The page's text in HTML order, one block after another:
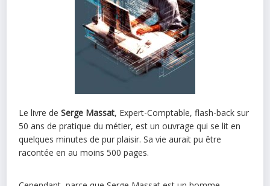
Le livre deSerge Massat, Expert-Comptable, flash-back sur
50 ans de pratique du métier, est un ouvrage qui se lit en
quelques minutes de pur plaisir. Sa vie aurait pu être
racontée en au moins 500 pages.